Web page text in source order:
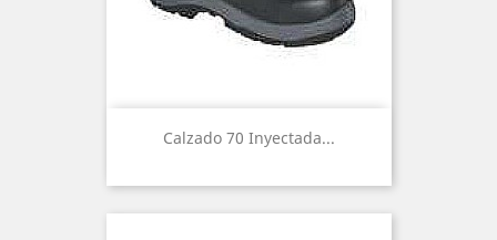
Calzado 70 Inyectada...